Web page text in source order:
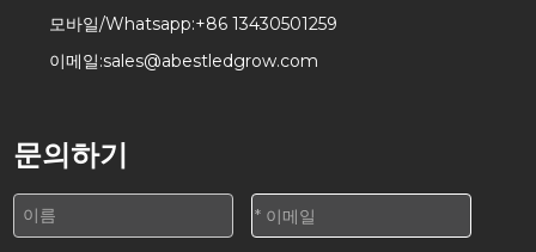
모바일/Whatsapp:+86 13430501259
이메일:sales@abestledgrow.com
문의하기